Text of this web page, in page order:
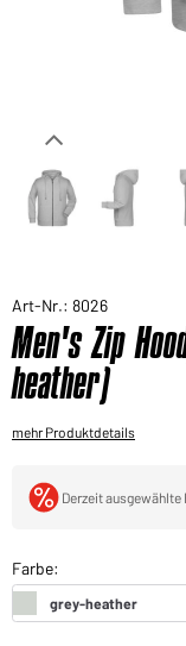
Sie möchten
Art-Nr.: 8026
Men's Zip
heather)
mehr Produktdetails
Derzeit ausgewählte